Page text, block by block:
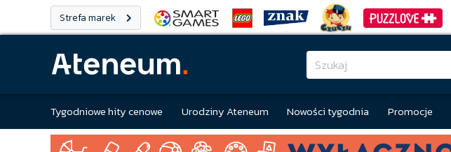
Strefa marek
Tygodniowe hity cenowe Urodziny Ateneum Nowości tygodnia Promocje